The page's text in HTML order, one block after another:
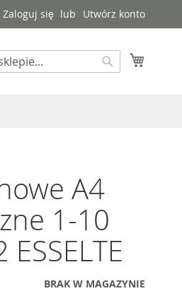
Zaloguj się Utwórz konto
A4
1-10
BRAK W MAGAZYNIE